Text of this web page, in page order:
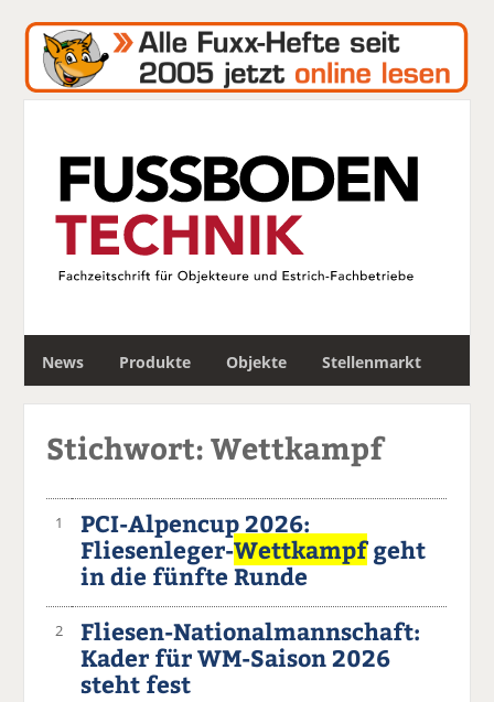
News Produkte Objekte Stellenmarkt
c
Stichwort: Wettkampf
1
PCI-Alpencup 2026:
Fliesenleger-Wettkampfgeht
in die fünfte Runde
2
Fliesen-Nationalmannschaft:
Kader für WM-Saison 2026
steht fest